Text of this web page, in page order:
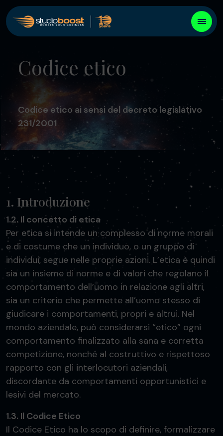
Codice etico
Codice etico ai sensi del decreto legislativo
231/2001
1. Introduzione
1.2. Il concetto di etica
Per etica si intende un complesso di norme morali
e di costume che un individuo, o un gruppo di
individui, segue nelle proprie azioni. L’etica è quindi
sia un insieme di norme e di valori che regolano il
comportamento dell’uomo in relazione agli altri,
sia un criterio che permette all’uomo stesso di
giudicare i comportamenti, propri e altrui. Nel
mondo aziendale, può considerarsi “etico” ogni
comportamento finalizzato alla sana e corretta
competizione, nonché al costruttivo e rispettoso
rapporto con gli interlocutori aziendali,
discordante da comportamenti opportunistici e
lesivi del mercato.
1.3. Il Codice Etico
Il Codice Etico ha lo scopo di definire, formalizzare